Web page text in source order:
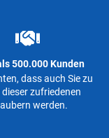
500.000 Kunden
dass auch Sie zu
dieser zufriedenen
werden.